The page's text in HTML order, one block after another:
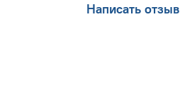
Написать отзыв